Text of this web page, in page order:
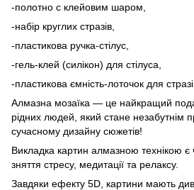
-полотно с клейовим шаром,
-набір круглих стразів,
-пластикова ручка-стілус,
-гель-клей (силікон) для стілуса,
-пластикова ємність-лоточок для
Алмазна мозаїка — це найкращий
рідних людей, який стане незабутнім
сучасному дизайну сюжетів!
Викладка картин алмазною технікою
зняття стресу, медитації та релаксу.
Завдяки ефекту 5D, картини мають